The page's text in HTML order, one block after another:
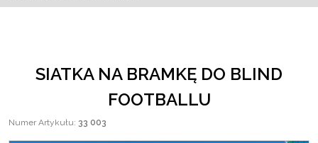
SIATKA NA BRAMKĘ DO BLIND
FOOTBALLU
Numer Artykułu: 33 003